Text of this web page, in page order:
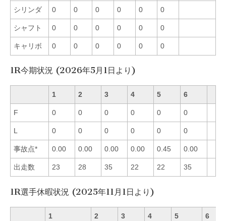
シリンダ 0 0 0 0 0 0
シャフト 0 0 0 0 0 0
キャリボ 0 0 0 0 0 0
1R今期状況 (2026年5月1日より)
1 2 3 4 5 6
F 0 0 0 0 0 0
L 0 0 0 0 0 0
事故点* 0.00 0.00 0.00 0.00 0.45 0.00
出走数 23 28 35 22 22 35
1R選手休暇状況 (2025年11月1日より)
1 2 3 4 5 6